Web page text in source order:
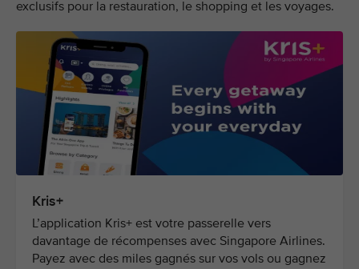
exclusifs pour la restauration, le shopping et les voyages.
Kris+
L’application Kris+ est votre passerelle vers
davantage de récompenses avec Singapore Airlines.
Payez avec des miles gagnés sur vos vols ou gagnez